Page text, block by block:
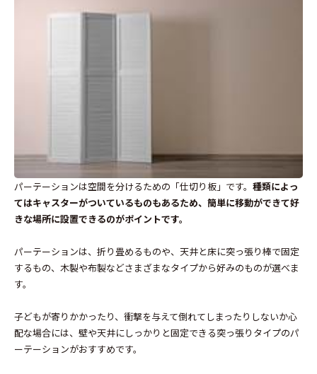
パーテーションは空間を分けるための「仕切り板」です。 種類によっ
てはキャスターがついているものもあるため、簡単に移動ができて好
きな場所に設置できるのがポイントです。
パーテーションは、折り畳めるものや、天井と床に突っ張り棒で固定
するもの、木製や布製などさまざまなタイプから好みのものが選べま
す。
子どもが寄りかかったり、衝撃を与えて倒れてしまったりしないか心
配な場合には、壁や天井にしっかりと固定できる突っ張りタイプのパ
ーテーションがおすすめです。